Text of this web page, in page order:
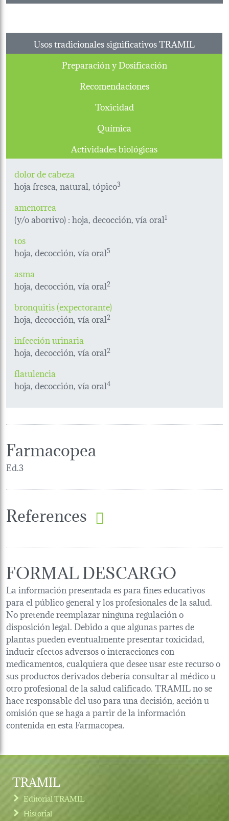
Usos tradicionales significativos TRAMIL
Preparación y Dosificación
Recomendaciones
Toxicidad
Química
Actividades biológicas
dolor de cabeza
hoja fresca, natural, tópico3
amenorrea
(y/o abortivo) : hoja, decocción, vía oral1
tos
hoja, decocción, vía oral5
asma
hoja, decocción, vía oral2
bronquitis (expectorante)
hoja, decocción, vía oral2
infección urinaria
hoja, decocción, vía oral2
flatulencia
hoja, decocción, vía oral4
Farmacopea
Ed.3
References
FORMAL DESCARGO
La información presentada es para fines educativos
para el público general y los profesionales de la salud.
No pretende reemplazar ninguna regulación o
disposición legal. Debido a que algunas partes de
plantas pueden eventualmente presentar toxicidad,
inducir efectos adversos o interacciones con
medicamentos, cualquiera que desee usar este recurso o
sus productos derivados debería consultar al médico u
otro profesional de la salud calificado. TRAMIL no se
hace responsable del uso para una decisión, acción u
omisión que se haga a partir de la información
contenida en esta Farmacopea.
TRAMIL
Editorial TRAMIL
Historial